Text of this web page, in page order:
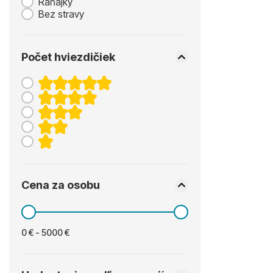
Bez stravy
Počet hviezdičiek
Cena za osobu
0 € - 5000 €